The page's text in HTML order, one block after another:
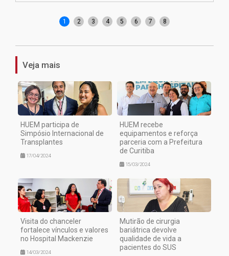
1 2 3 4 5 6 7 8
Veja mais
HUEM participa de
Simpósio Internacional de
Transplantes
17/04/2024
HUEM recebe
equipamentos e reforça
parceria com a Prefeitura
de Curitiba
15/03/2024
Visita do chanceler
fortalece vínculos e valores
no Hospital Mackenzie
14/03/2024
Mutirão de cirurgia
bariátrica devolve
qualidade de vida a
pacientes do SUS